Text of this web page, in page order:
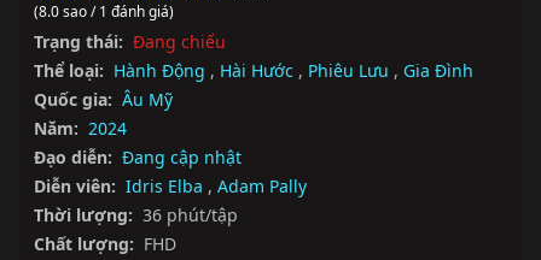
(8.0 sao / 1 đánh giá)
Trạng thái: Đang chiếu
Thể loại: Hành Động , Hài Hước , Phiêu Lưu , Gia Đình
Quốc gia: Âu Mỹ
Năm: 2024
Đạo diễn: Đang cập nhật
Diễn viên: Idris Elba , Adam Pally
Thời lượng: 36 phút/tập
Chất lượng: FHD